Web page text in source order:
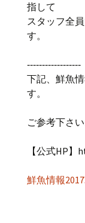
指して
スタッフ全
す。
‐‐‐‐‐‐‐‐‐‐‐‐‐‐‐‐‐‐
下記、鮮魚
す。
ご参考下さい
【公式HP
鮮魚情報